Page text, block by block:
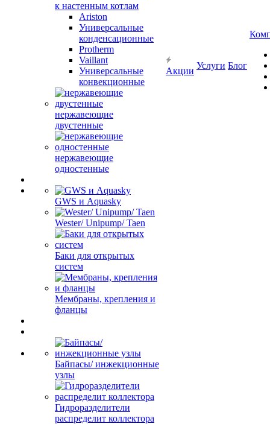
к настенным котлам
Ariston
Универсальные
конденсационные
Protherm
Vaillant
Универсальные
конвекционные
нержавеющие
двустенные
нержавеющие
одностенные
GWS и Aquasky
Wester/ Unipump/ Taen
Баки для открытых
систем
Мембраны, крепления и
фланцы
Байпасы/ инжекционные
узлы
Гидроразделители
распределит коллектора
Акции
Услуги Блог